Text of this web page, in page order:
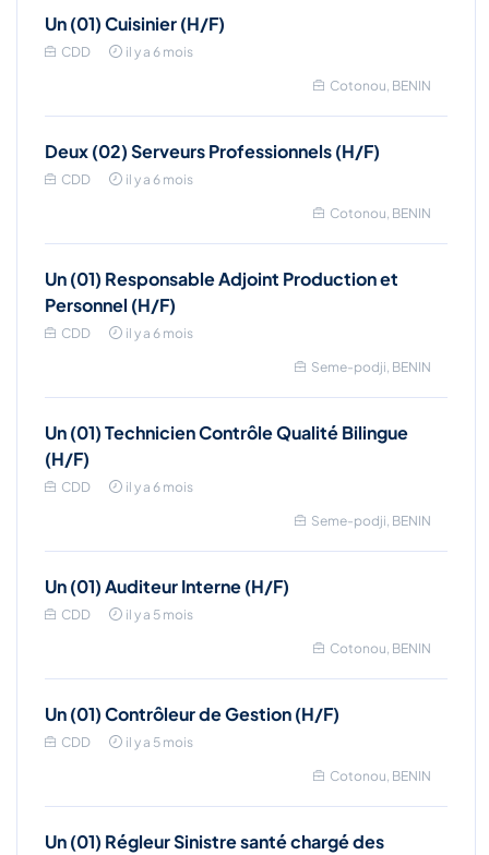
Un (01) Cuisinier (H/F)
CDD il y a 6 mois
Cotonou, BENIN
Deux (02) Serveurs Professionnels (H/F)
CDD il y a 6 mois
Cotonou, BENIN
Un (01) Responsable Adjoint Production et
Personnel (H/F)
CDD il y a 6 mois
Seme-podji, BENIN
Un (01) Technicien Contrôle Qualité Bilingue
(H/F)
CDD il y a 6 mois
Seme-podji, BENIN
Un (01) Auditeur Interne (H/F)
CDD il y a 5 mois
Cotonou, BENIN
Un (01) Contrôleur de Gestion (H/F)
CDD il y a 5 mois
Cotonou, BENIN
Un (01) Régleur Sinistre santé chargé des